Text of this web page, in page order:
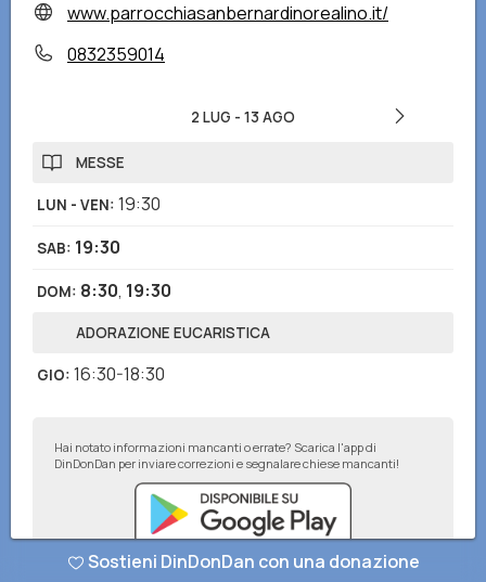
www.parrocchiasanbernardinorealino.it/
0832359014
2 LUG - 13 AGO
MESSE
LUN - VEN: 19:30
SAB: 19:30
DOM: 8:30, 19:30
ADORAZIONE EUCARISTICA
GIO: 16:30-18:30
Hai notato informazioni mancanti o errate? Scarica l'app di
DinDonDan per inviare correzioni e segnalare chiese mancanti!
Sostieni DinDonDan con una donazione